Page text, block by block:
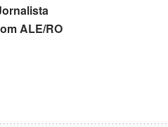
ALE/RO